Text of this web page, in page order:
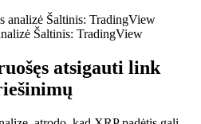
Šaltinis: TradingView
atsigauti link